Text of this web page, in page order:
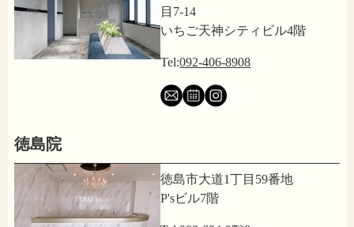
目7-14
いちご天神シティビル4階
Tel:092-406-8908
徳島院
徳島市大道1丁目59番地
P'sビル7階